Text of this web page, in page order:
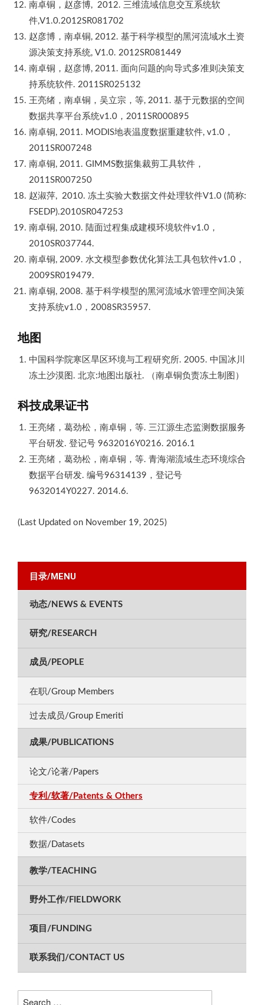
南卓铜，赵彦博, 2012. 三维流域信息交互系统软
件,V1.0.2012SR081702
赵彦博，南卓铜, 2012. 基于科学模型的黑河流域水土资
源决策支持系统, V1.0. 2012SR081449
南卓铜，赵彦博, 2011. 面向问题的向导式多准则决策支
持系统软件. 2011SR025132
王亮绪，南卓铜，吴立宗，等, 2011. 基于元数据的空间
数据共享平台系统v1.0，2011SR000895
南卓铜, 2011. MODIS地表温度数据重建软件, v1.0，
2011SR007248
南卓铜, 2011. GIMMS数据集裁剪工具软件，
2011SR007250
赵淑萍, 2010. 冻土实验大数据文件处理软件V1.0 (简称:
FSEDP).2010SR047253
南卓铜, 2010. 陆面过程集成建模环境软件v1.0，
2010SR037744.
南卓铜, 2009. 水文模型参数优化算法工具包软件v1.0，
2009SR019479.
南卓铜, 2008. 基于科学模型的黑河流域水管理空间决策
支持系统v1.0，2008SR35957.
地图
中国科学院寒区旱区环境与工程研究所. 2005. 中国冰川
冻土沙漠图. 北京:地图出版社. （南卓铜负责冻土制图）
科技成果证书
王亮绪，葛劲松，南卓铜，等. 三江源生态监测数据服务
平台研发. 登记号 9632016Y0216. 2016.1
王亮绪，葛劲松，南卓铜，等. 青海湖流域生态环境综合
数据平台研发. 编号96314139，登记号
9632014Y0227. 2014.6.
(Last Updated on November 19, 2025)
目录/MENU
动态/NEWS & EVENTS
研究/RESEARCH
成员/PEOPLE
在职/Group Members
过去成员/Group Emeriti
成果/PUBLICATIONS
论文/论著/Papers
专利/软著/Patents & Others
软件/Codes
数据/Datasets
教学/TEACHING
野外工作/FIELDWORK
项目/FUNDING
联系我们/CONTACT US